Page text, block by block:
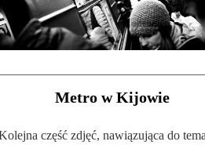
Metro w Kijowie
część zdjęć, nawiązująca do